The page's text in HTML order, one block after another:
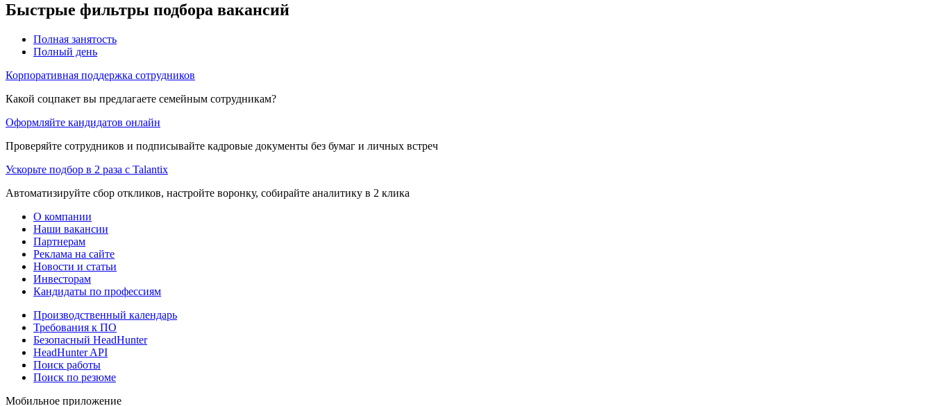
Быстрые фильтры подбора вакансий
Полная занятость
Полный день
Корпоративная поддержка сотрудников
Какой соцпакет вы предлагаете семейным сотрудникам?
Оформляйте кандидатов онлайн
Проверяйте сотрудников и подписывайте кадровые документы без бумаг и личных встреч
Ускорьте подбор в 2 раза с Talantix
Автоматизируйте сбор откликов, настройте воронку, собирайте аналитику в 2 клика
О компании
Наши вакансии
Партнерам
Реклама на сайте
Новости и статьи
Инвесторам
Кандидаты по профессиям
Производственный календарь
Требования к ПО
Безопасный HeadHunter
HeadHunter API
Поиск работы
Поиск по резюме
Мобильное приложение